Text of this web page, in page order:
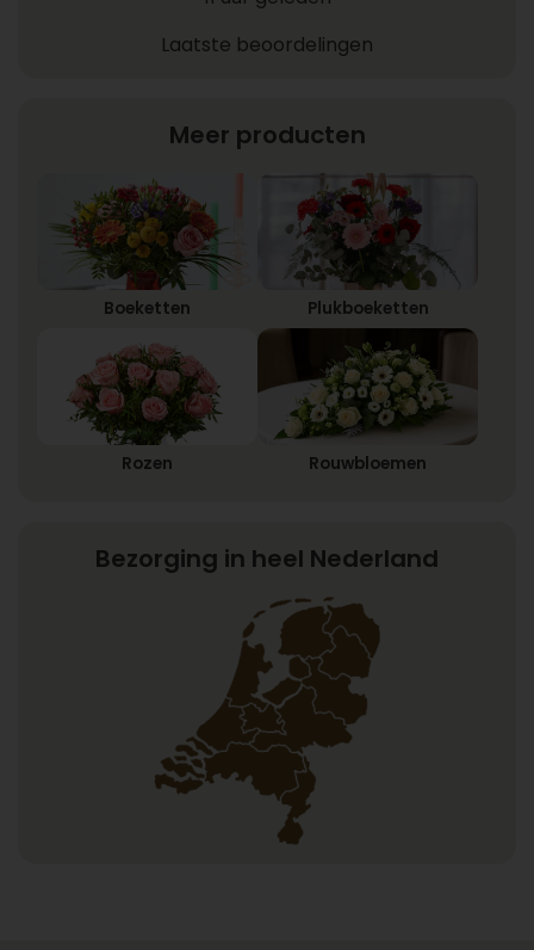
Laatste beoordelingen
Meer producten
Boeketten Plukboeketten
Rozen Rouwbloemen
Bezorging in heel Nederland